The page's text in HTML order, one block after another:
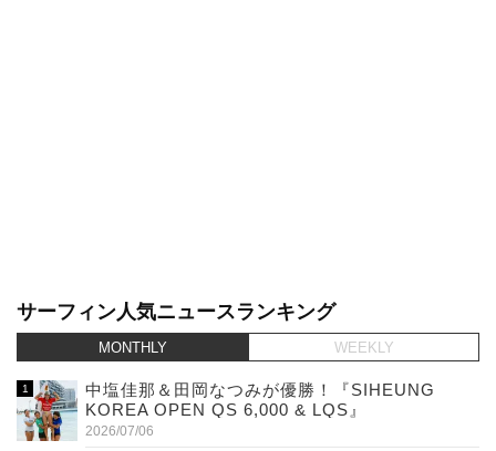
サーフィン人気ニュースランキング
MONTHLY WEEKLY
中塩佳那＆田岡なつみが優勝！『SIHEUNG
KOREA OPEN QS 6,000 & LQS』
2026/07/06